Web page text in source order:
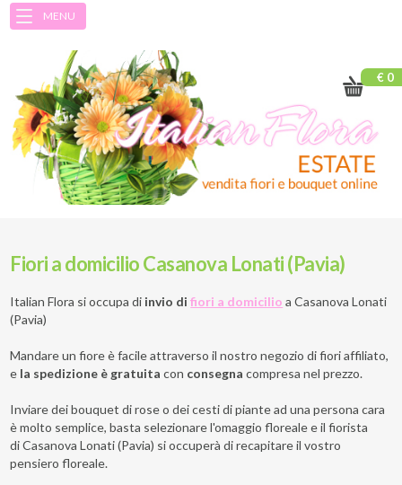
MENU
€ 0
Fiori a domicilio Casanova Lonati (Pavia)
Italian Flora si occupa di invio difiori a domicilio a Casanova Lonati
(Pavia)
Mandare un fiore è facile attraverso il nostro negozio di fiori affiliato,
e la spedizione è gratuita con consegna compresa nel prezzo.
Inviare dei bouquet di rose o dei cesti di piante ad una persona cara
è molto semplice, basta selezionare l'omaggio floreale e il fiorista
di Casanova Lonati (Pavia) si occuperà di recapitare il vostro
pensiero floreale.